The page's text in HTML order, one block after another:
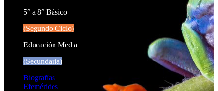
5° a 8° Básico
(Segundo Ciclo)
Educación Media
(Secundaria)
Biografías
Efemérides